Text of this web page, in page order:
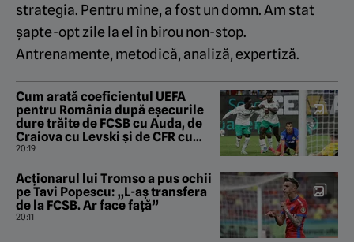
strategia. Pentru mine, a fost un domn. Am stat
șapte-opt zile la el în birou non-stop.
Antrenamente, metodică, analiză, expertiză.
Cum arată coeficientul UEFA
pentru România după eșecurile
dure trăite de FCSB cu Auda, de
Craiova cu Levski și de CFR cu
Tromso!
20:19
Acționarul lui Tromso a pus ochii
pe Tavi Popescu: „L-aș transfera
de la FCSB. Ar face față”
20:11